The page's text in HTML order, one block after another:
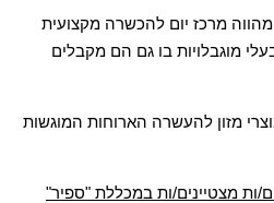
מרכז יום להכשרה מקצועית
מוגבלויות בו גם הם מקבלים
מזון להעשרה הארוחות המוגשות
ות מצטיינים/ות במכללת "ספיר"